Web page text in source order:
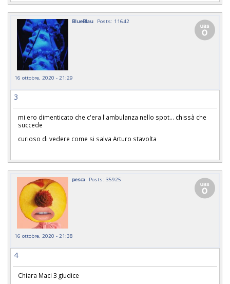
BlueBlau Posts: 11642
16 ottobre, 2020 - 21:29
3
mi ero dimenticato che c'era l'ambulanza nello spot... chissà che
succede
curioso di vedere come si salva Arturo stavolta
pesca Posts: 35925
16 ottobre, 2020 - 21:38
4
Chiara Maci 3 giudice